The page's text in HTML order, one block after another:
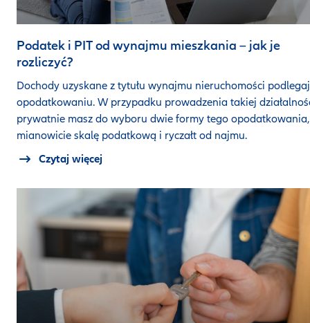
Podatek i PIT od wynajmu mieszkania – jak je
rozliczyć?
Dochody uzyskane z tytułu wynajmu nieruchomości
opodatkowaniu. W przypadku prowadzenia takiej
prywatnie masz do wyboru dwie formy tego opodatkowania,
mianowicie skalę podatkową i ryczałt od najmu.
Czytaj więcej